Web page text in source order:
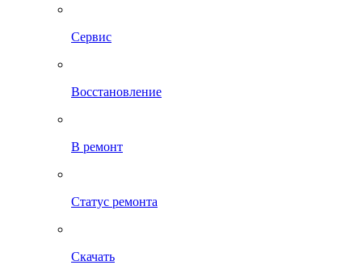
Сервис
Восстановление
В ремонт
Статус ремонта
Скачать